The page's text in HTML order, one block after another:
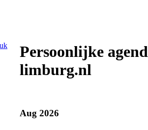
Persoonlijke
limburg.nl
Aug 2026